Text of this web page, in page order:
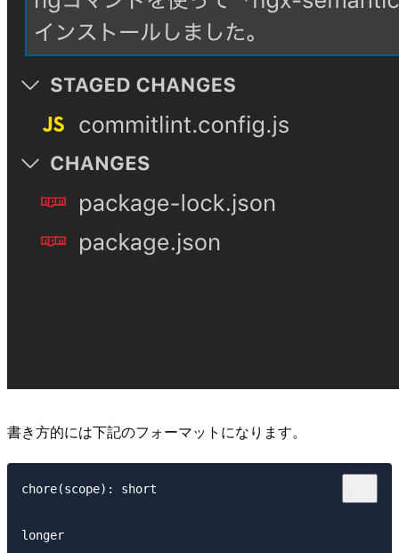
書き方的には下記のフォーマットになります。
chore(scope): short
longer